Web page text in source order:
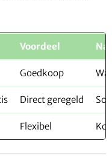
Voordeel
Goedkoop
Direct geregeld
Flexibel